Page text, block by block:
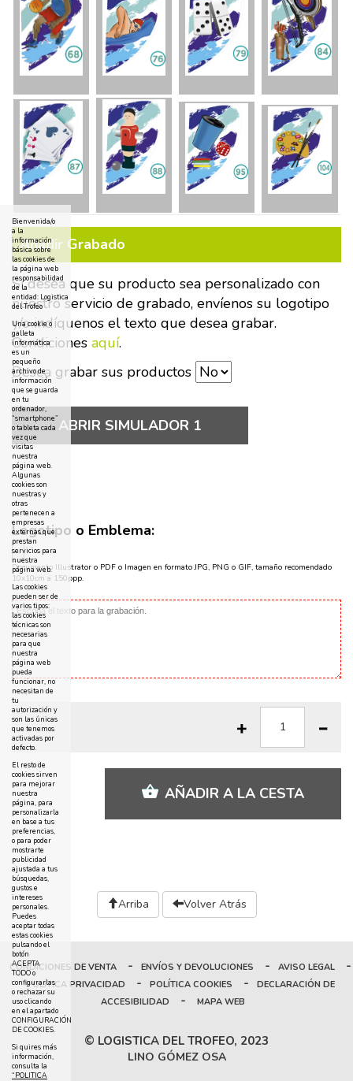
Añadir Grabado
Si desea que su producto sea personalizado con
nuestro servicio de grabado, envíenos su logotipo
y/o indíquenos el texto que desea grabar.
Condiciones aquí.
Desea grabar sus productos
ABRIR SIMULADOR 1
Logotipo o Emblema:
Documento Illustrator o PDF o Imagen en formato JPG, PNG o GIF, tamaño recomendado
10x10cm a 150ppp.
AÑADIR A LA CESTA
Arriba Volver Atrás
CONDICIONES DE VENTA - ENVÍOS Y DEVOLUCIONES - AVISO LEGAL -
POLÍTICA PRIVACIDAD - POLÍTICA COOKIES -
DECLARACIÓN DE
ACCESIBILIDAD
- MAPA WEB
© LOGISTICA DEL TROFEO, 2023
LINO GÓMEZ OSA
Bienvenida/o
a la
información
básica sobre
las cookies de
la página web
responsabilidad
de la
entidad: Logistica
del Trofeo
Una cookie o
galleta
informática
es un
pequeño
archivo de
información
que se guarda
en tu
ordenador,
“smartphone”
o tableta cada
vez que
visitas
nuestra
página web.
Algunas
cookies son
nuestras y
otras
pertenecen a
empresas
externas que
prestan
servicios para
nuestra
página web.
Las cookies
pueden ser de
varios tipos:
las cookies
técnicas son
necesarias
para que
nuestra
página web
pueda
funcionar, no
necesitan de
tu
autorización y
son las únicas
que tenemos
activadas por
defecto.
El resto de
cookies sirven
para mejorar
nuestra
página, para
personalizarla
en base a tus
preferencias,
o para poder
mostrarte
publicidad
ajustada a tus
búsquedas,
gustos e
intereses
personales.
Puedes
aceptar todas
estas cookies
pulsando el
botón
ACEPTA
TODO o
configurarlas
o rechazar su
uso clicando
en el apartado
CONFIGURACIÓN
DE COOKIES.
Si quires más
información,
consulta la
“POLITICA